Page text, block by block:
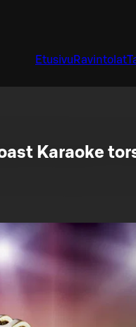
Etusivu Ravintolat
Karaoke